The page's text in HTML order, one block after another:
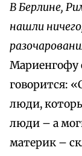
В Берлине,
нашли
Мариенгофу
говорится:
люди,
люди – а
материк –